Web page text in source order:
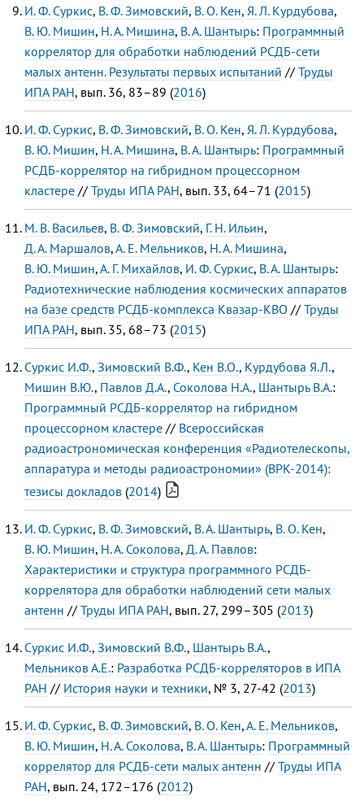
И. Ф. Суркис, В. Ф. Зимовский, В. О. Кен, Я. Л. Курдубова,
В. Ю. Мишин, Н. А. Мишина, В. А. Шантырь: Программный
коррелятор для обработки наблюдений РСДБ-сети
малых антенн. Результаты первых испытаний // Труды
ИПА РАН, вып. 36, 83–89 (2016)
И. Ф. Суркис, В. Ф. Зимовский, В. О. Кен, Я. Л. Курдубова,
В. Ю. Мишин, Н. А. Мишина, В. А. Шантырь: Программный
РСДБ-коррелятор на гибридном процессорном
кластере // Труды ИПА РАН, вып. 33, 64–71 (2015)
М. В. Васильев, В. Ф. Зимовский, Г. Н. Ильин,
Д. А. Маршалов,А. Е. Мельников, Н. А. Мишина,
В. Ю. Мишин,А. Г. Михайлов, И. Ф. Суркис, В. А. Шантырь:
Радиотехнические наблюдения космических аппаратов
на базе средств РСДБ-комплекса Квазар-КВО // Труды
ИПА РАН, вып. 35, 68–73 (2015)
Суркис И.Ф., Зимовский В.Ф., Кен В.О., Курдубова Я.Л.,
Мишин В.Ю., Павлов Д.А., Соколова Н.А., Шантырь В.А.:
Программный РСДБ-коррелятор на гибридном
процессорном кластере // Всероссийская
радиоастрономическая конференция «Радиотелескопы,
аппаратура и методы радиоастрономии» (ВРК-2014):
тезисы докладов (2014)
И. Ф. Суркис, В. Ф. Зимовский, В. А. Шантырь, В. О. Кен,
В. Ю. Мишин, Н. А. Соколова, Д. А. Павлов:
Характеристики и структура программного РСДБ-
коррелятора для обработки наблюдений сети малых
антенн // Труды ИПА РАН, вып. 27, 299–305 (2013)
Суркис И.Ф., Зимовский В.Ф., Шантырь В.А.,
Мельников А.Е.: Разработка РСДБ-корреляторов в ИПА
РАН // История науки и техники, № 3, 27-42 (2013)
И. Ф. Суркис, В. Ф. Зимовский, В. О. Кен,А. Е. Мельников,
В. Ю. Мишин, Н. А. Соколова, В. А. Шантырь: Программный
коррелятор для РСДБ-сети малых антенн // Труды ИПА
РАН, вып. 24, 172–176 (2012)